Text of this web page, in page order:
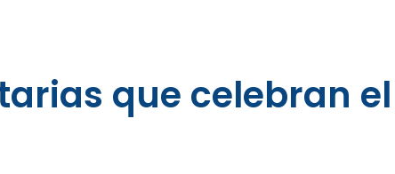
que celebran el